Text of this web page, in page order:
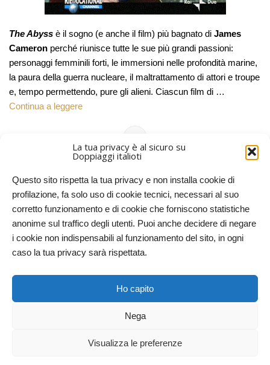
La tua privacy è al sicuro su
Doppiaggi italioti
Questo sito rispetta la tua privacy e non installa cookie di
profilazione, fa solo uso di cookie tecnici, necessari al suo
corretto funzionamento e di cookie che forniscono statistiche
anonime sul traffico degli utenti. Puoi anche decidere di negare
i cookie non indispensabili al funzionamento del sito, in ogni
caso la tua privacy sarà rispettata.
Ho capito
Nega
Visualizza le preferenze
The Abyss è il sogno (e anche il film) più bagnato di James
Cameron perché riunisce tutte le sue più grandi passioni:
personaggi femminili forti, le immersioni nelle profondità marine,
la paura della guerra nucleare, il maltrattamento di attori e troupe
e, tempo permettendo, pure gli alieni. Ciascun film di …
Continua a leggere
Doppiaggi italioti, 2011-2025. Licenze CC-BY-NC Creative
Commons – Attribuzione – Non commerciale